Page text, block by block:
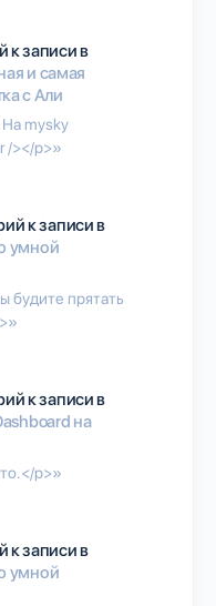
к записи в
и самая
с Али
mysky
/></p>»
к записи в
умной
будите прятать
к записи в
на
p>»
к записи в
умной